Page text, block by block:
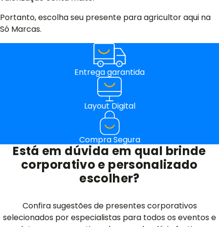
Portanto, escolha seu presente para agricultor aqui na
Só Marcas.
Entrega garantida
Layout Digital
Compra Segura
Está em dúvida em qual brinde
corporativo e personalizado
escolher?
Confira sugestões de presentes corporativos
selecionados por especialistas para todos os eventos e